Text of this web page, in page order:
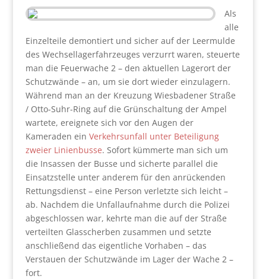
Als
alle
Einzelteile demontiert und sicher auf der Leermulde
des Wechsellagerfahrzeuges verzurrt waren, steuerte
man die Feuerwache 2 – den aktuellen Lagerort der
Schutzwände – an, um sie dort wieder einzulagern.
Während man an der Kreuzung Wiesbadener Straße
/ Otto-Suhr-Ring auf die Grünschaltung der Ampel
wartete, ereignete sich vor den Augen der
Kameraden ein Verkehrsunfall unter Beteiligung
zweier Linienbusse. Sofort kümmerte man sich um
die Insassen der Busse und sicherte parallel die
Einsatzstelle unter anderem für den anrückenden
Rettungsdienst – eine Person verletzte sich leicht –
ab. Nachdem die Unfallaufnahme durch die Polizei
abgeschlossen war, kehrte man die auf der Straße
verteilten Glasscherben zusammen und setzte
anschließend das eigentliche Vorhaben – das
Verstauen der Schutzwände im Lager der Wache 2 –
fort.